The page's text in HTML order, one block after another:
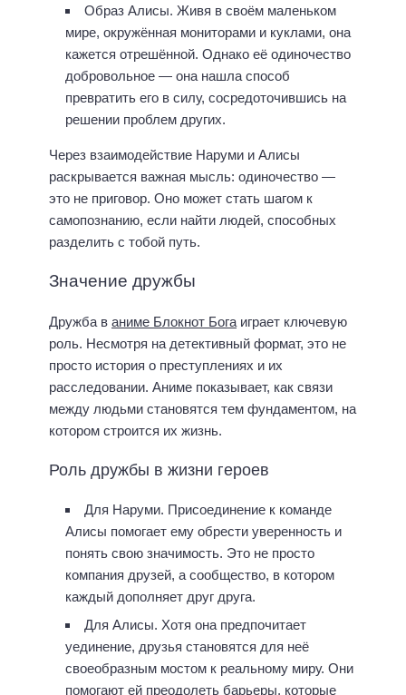
Образ Алисы. Живя в своём маленьком
мире, окружённая мониторами и куклами, она
кажется отрешённой. Однако её одиночество
добровольное — она нашла способ
превратить его в силу, сосредоточившись на
решении проблем других.
Через взаимодействие Наруми и Алисы
раскрывается важная мысль: одиночество —
это не приговор. Оно может стать шагом к
самопознанию, если найти людей, способных
разделить с тобой путь.
Значение дружбы
Дружба в аниме Блокнот Богаиграет ключевую
роль. Несмотря на детективный формат, это не
просто история о преступлениях и их
расследовании. Аниме показывает, как связи
между людьми становятся тем фундаментом, на
котором строится их жизнь.
Роль дружбы в жизни героев
Для Наруми. Присоединение к команде
Алисы помогает ему обрести уверенность и
понять свою значимость. Это не просто
компания друзей, а сообщество, в котором
каждый дополняет друг друга.
Для Алисы. Хотя она предпочитает
уединение, друзья становятся для неё
своеобразным мостом к реальному миру. Они
помогают ей преодолеть барьеры, которые